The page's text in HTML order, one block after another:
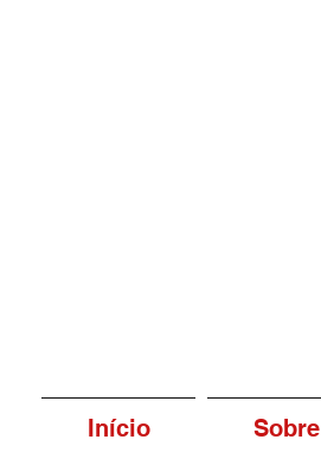
Início Sobre